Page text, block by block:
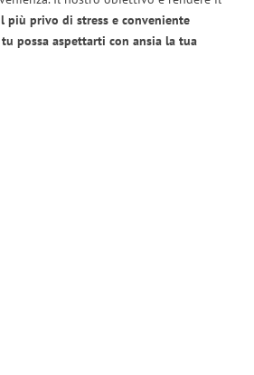
più privo di stress e conveniente
possa aspettarti con ansia la tua